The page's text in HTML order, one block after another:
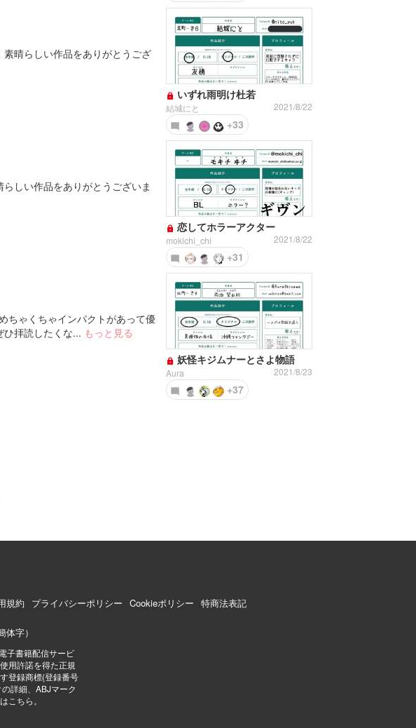
晴らしい作品をありがとうござ
いずれ雨明け杜若
結城にと 2021/8/22
+33
しい作品をありがとうございま
恋してホラーアクター
mokichi_chi 2021/8/22
+31
ちゃくちゃインパクトがあって優
ひ拝読したくな... もっと見る
妖怪キジムナーとさよ物語
Aura 2021/8/23
+37
規約 プライバシーポリシー Cookieポリシー 特商法表記
体字）
子書籍配信サービ
用許諾を得た正規
登録商標(登録番号
詳細、ABJマーク
こちら。